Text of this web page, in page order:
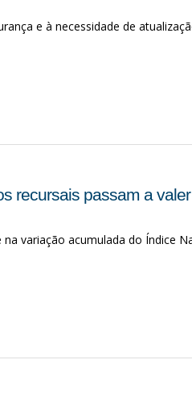
e à necessidade de
recursais passam a
variação acumulada do Índice